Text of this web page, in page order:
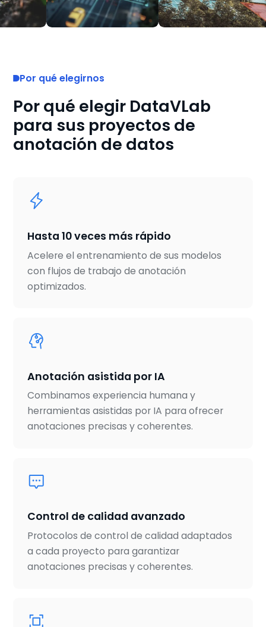
Por qué elegirnos
Por qué elegir DataVLab
para sus proyectos de
anotación de datos
Hasta 10 veces más rápido
Acelere el entrenamiento de sus modelos
con flujos de trabajo de anotación
optimizados.
Anotación asistida por IA
Combinamos experiencia humana y
herramientas asistidas por IA para ofrecer
anotaciones precisas y coherentes.
Control de calidad avanzado
Protocolos de control de calidad adaptados
a cada proyecto para garantizar
anotaciones precisas y coherentes.